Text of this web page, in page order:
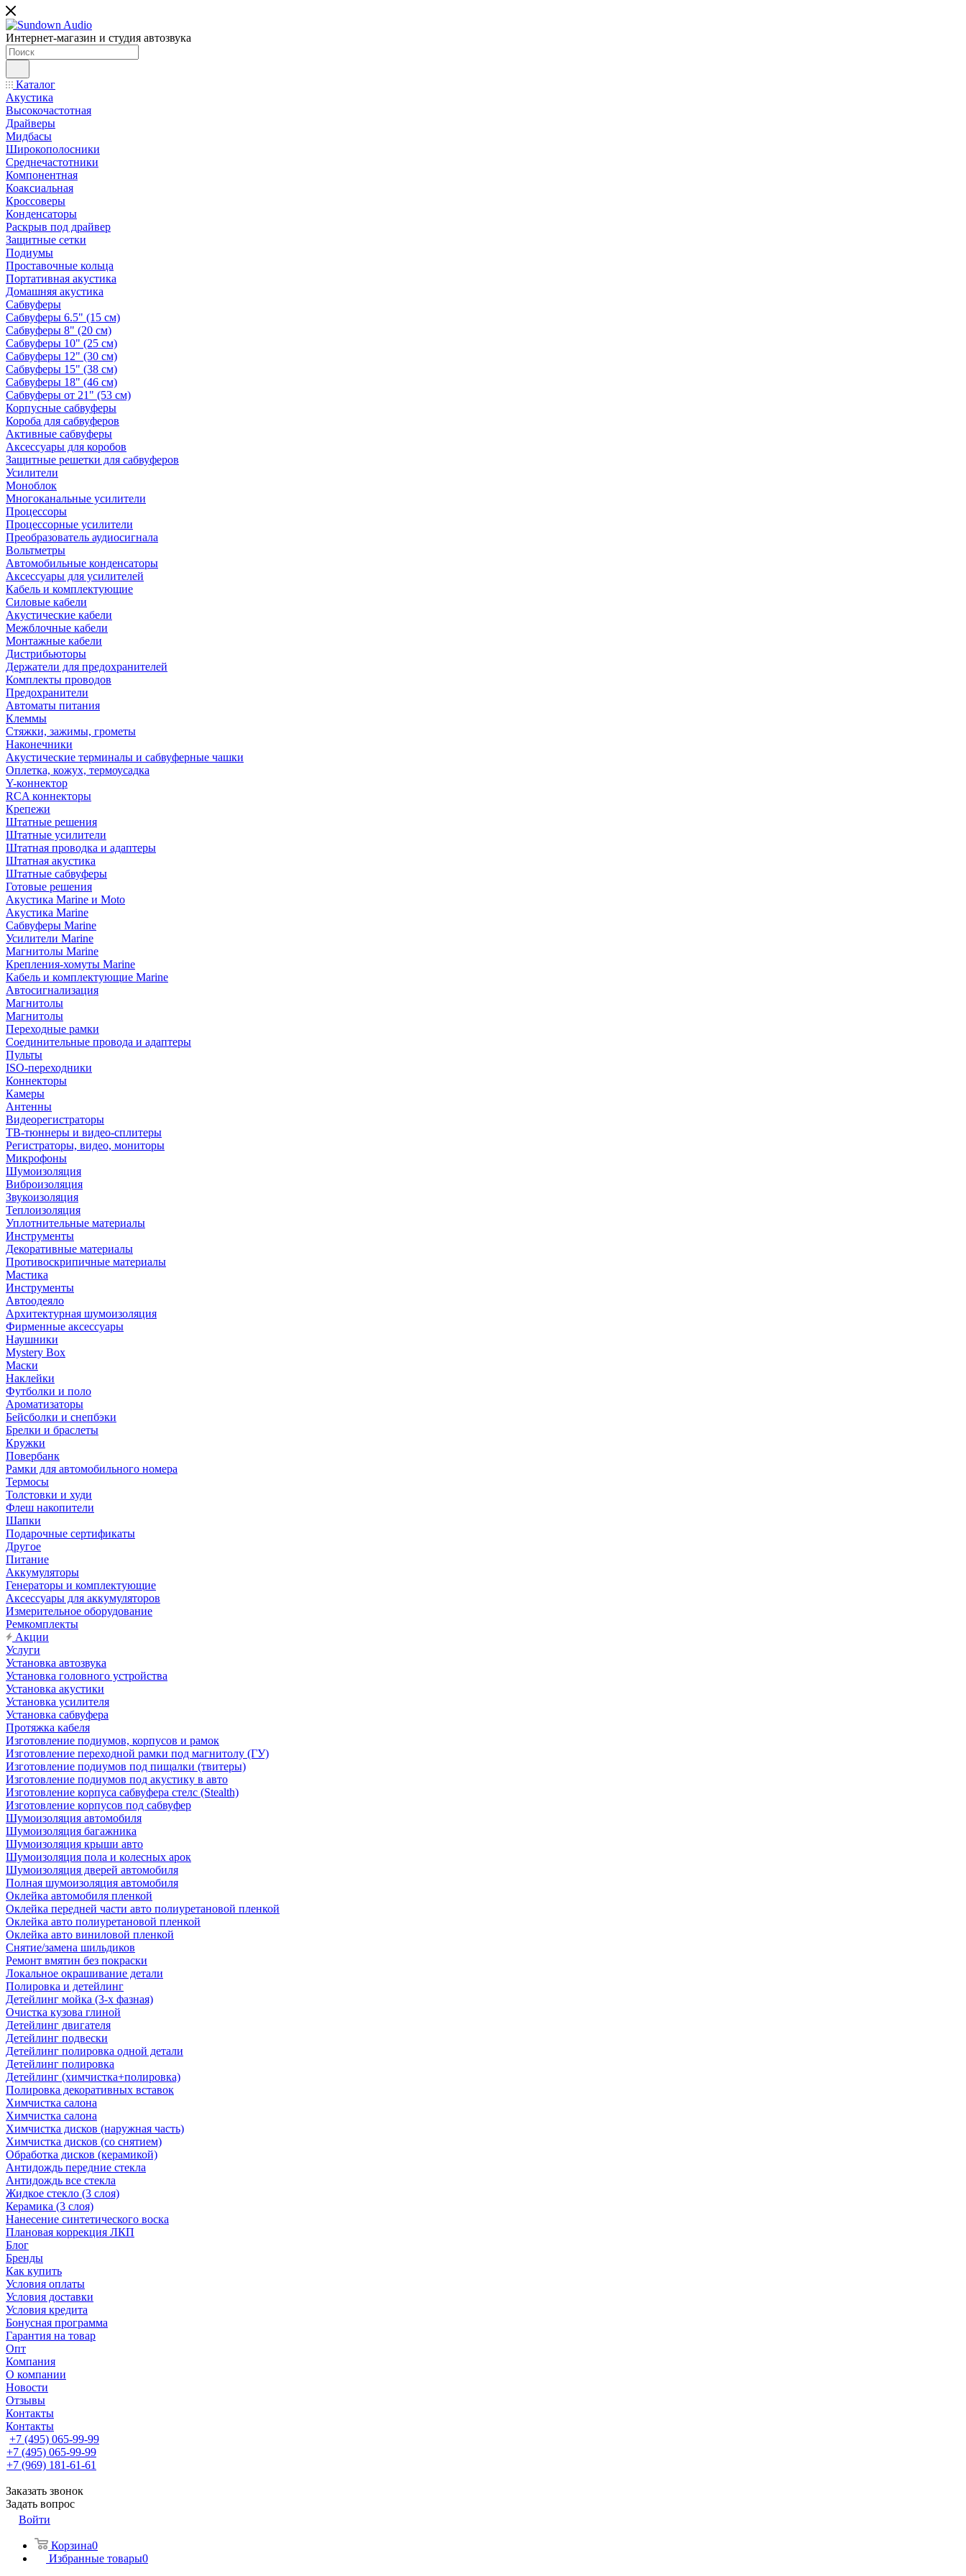
Интернет-магазин и студия автозвука
Каталог
Акустика
Высокочастотная
Драйверы
Мидбасы
Широкополосники
Среднечастотники
Компонентная
Коаксиальная
Кроссоверы
Конденсаторы
Раскрыв под драйвер
Защитные сетки
Подиумы
Проставочные кольца
Портативная акустика
Домашняя акустика
Сабвуферы
Сабвуферы 6.5" (15 см)
Сабвуферы 8" (20 см)
Сабвуферы 10" (25 см)
Сабвуферы 12" (30 см)
Сабвуферы 15" (38 см)
Сабвуферы 18" (46 см)
Сабвуферы от 21" (53 см)
Корпусные сабвуферы
Короба для сабвуферов
Активные сабвуферы
Аксессуары для коробов
Защитные решетки для сабвуферов
Усилители
Моноблок
Многоканальные усилители
Процессоры
Процессорные усилители
Преобразователь аудиосигнала
Вольтметры
Автомобильные конденсаторы
Аксессуары для усилителей
Кабель и комплектующие
Силовые кабели
Акустические кабели
Межблочные кабели
Монтажные кабели
Дистрибьюторы
Держатели для предохранителей
Комплекты проводов
Предохранители
Автоматы питания
Клеммы
Стяжки, зажимы, грометы
Наконечники
Акустические терминалы и сабвуферные чашки
Оплетка, кожух, термоусадка
Y-коннектор
RCA коннекторы
Крепежи
Штатные решения
Штатные усилители
Штатная проводка и адаптеры
Штатная акустика
Штатные сабвуферы
Готовые решения
Акустика Marine и Moto
Акустика Marine
Сабвуферы Marine
Усилители Marine
Магнитолы Marine
Крепления-хомуты Marine
Кабель и комплектующие Marine
Автосигнализация
Магнитолы
Магнитолы
Переходные рамки
Соединительные провода и адаптеры
Пульты
ISO-переходники
Коннекторы
Камеры
Антенны
Видеорегистраторы
ТВ-тюннеры и видео-сплитеры
Регистраторы, видео, мониторы
Микрофоны
Шумоизоляция
Виброизоляция
Звукоизоляция
Теплоизоляция
Уплотнительные материалы
Инструменты
Декоративные материалы
Противоскрипичные материалы
Мастика
Инструменты
Автоодеяло
Архитектурная шумоизоляция
Фирменные аксессуары
Наушники
Mystery Box
Маски
Наклейки
Футболки и поло
Ароматизаторы
Бейсболки и снепбэки
Брелки и браслеты
Кружки
Повербанк
Рамки для автомобильного номера
Термосы
Толстовки и худи
Флеш накопители
Шапки
Подарочные сертификаты
Другое
Питание
Аккумуляторы
Генераторы и комплектующие
Аксессуары для аккумуляторов
Измерительное оборудование
Ремкомплекты
Акции
Услуги
Установка автозвука
Установка головного устройства
Установка акустики
Установка усилителя
Установка сабвуфера
Протяжка кабеля
Изготовление подиумов, корпусов и рамок
Изготовление переходной рамки под магнитолу (ГУ)
Изготовление подиумов под пищалки (твитеры)
Изготовление подиумов под акустику в авто
Изготовление корпуса сабвуфера стелс (Stealth)
Изготовление корпусов под сабвуфер
Шумоизоляция автомобиля
Шумоизоляция багажника
Шумоизоляция крыши авто
Шумоизоляция пола и колесных арок
Шумоизоляция дверей автомобиля
Полная шумоизоляция автомобиля
Оклейка автомобиля пленкой
Оклейка передней части авто полиуретановой пленкой
Оклейка авто полиуретановой пленкой
Оклейка авто виниловой пленкой
Снятие/замена шильдиков
Ремонт вмятин без покраски
Локальное окрашивание детали
Полировка и детейлинг
Детейлинг мойка (3-х фазная)
Очистка кузова глиной
Детейлинг двигателя
Детейлинг подвески
Детейлинг полировка одной детали
Детейлинг полировка
Детейлинг (химчистка+полировка)
Полировка декоративных вставок
Химчистка салона
Химчистка салона
Химчистка дисков (наружная часть)
Химчистка дисков (со снятием)
Обработка дисков (керамикой)
Антидождь передние стекла
Антидождь все стекла
Жидкое стекло (3 слоя)
Керамика (3 слоя)
Нанесение синтетического воска
Плановая коррекция ЛКП
Блог
Бренды
Как купить
Условия оплаты
Условия доставки
Условия кредита
Бонусная программа
Гарантия на товар
Опт
Компания
О компании
Новости
Отзывы
Контакты
Контакты
+7 (495) 065-99-99
+7 (495) 065-99-99
+7 (969) 181-61-61
Заказать звонок
Задать вопрос
Войти
Корзина0
Избранные товары0